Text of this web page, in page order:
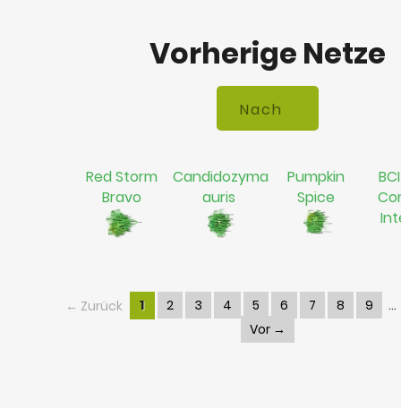
Vorherige Netze
Red Storm
Bravo
Candidozyma
auris
Pumpkin
Spice
← Zurück 1 2 3 4 5 6 7 8
9
Vor →